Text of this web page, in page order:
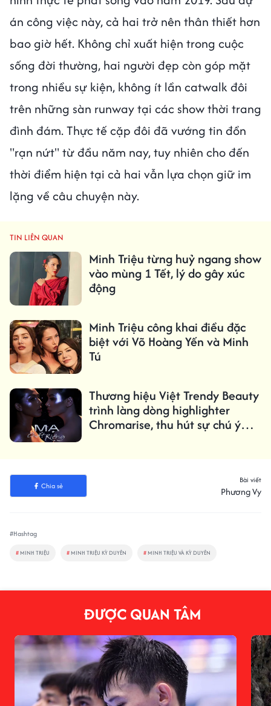
án công việc này, cả hai trở nên thân thiết hơn
bao giờ hết. Không chỉ xuất hiện trong cuộc
sống đời thường, hai người đẹp còn góp mặt
trong nhiều sự kiện, không ít lần catwalk đôi
trên những sàn runway tại các show thời trang
đình đám. Thực tế cặp đôi đã vướng tin đồn
"rạn nứt" từ đầu năm nay, tuy nhiên cho đến
thời điểm hiện tại cả hai vẫn lựa chọn giữ im
lặng về câu chuyện này.
TIN LIÊN QUAN
Minh Triệu từng huỷ ngang show
vào mùng 1 Tết, lý do gây xúc
động
Minh Triệu công khai điều đặc
biệt với Võ Hoàng Yến và Minh
Tú
Thương hiệu Việt Trendy Beauty
trình làng dòng highlighter
Chromarise, thu hút sự chú ý
Chia sẻ
Bài viết
Phương Vy
#Hashtag
# MINH TRIỆU # MINH TRIỆU KỲ DUYÊN # MINH TRIỆU VÀ KỲ DUYÊN
ĐƯỢC QUAN TÂM